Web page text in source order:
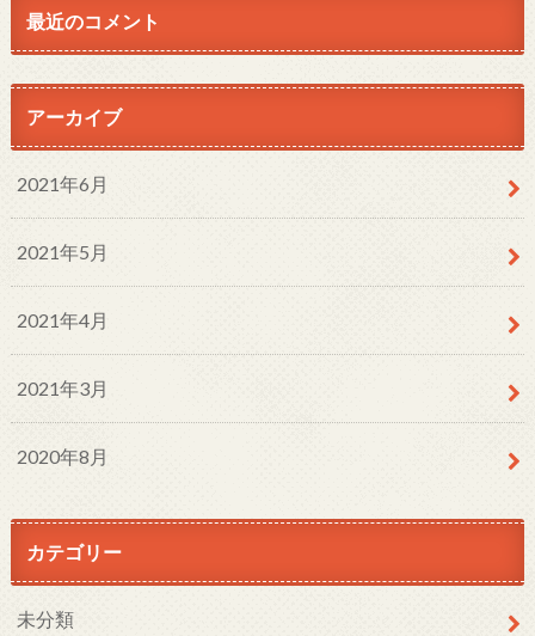
最近のコメント
アーカイブ
2021年6月
2021年5月
2021年4月
2021年3月
2020年8月
カテゴリー
未分類